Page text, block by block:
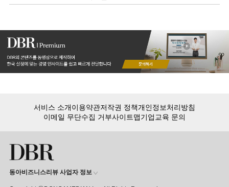
1000만 관중 시대를 연 KBO의 팬 경험
서비스 소개이용약관저작권 정책개인정보처리방침
이메일 무단수집 거부사이트맵기업교육 문의
동아비즈니스리뷰 사업자 정보